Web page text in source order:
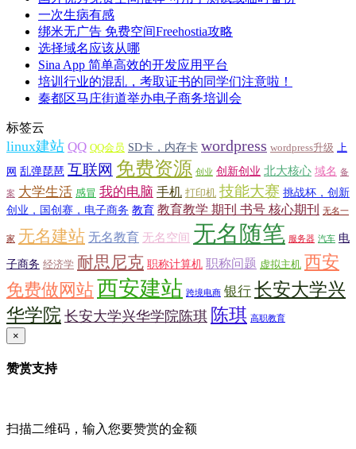
一次生病有感
绑米无广告 免费空间Freehostia攻略
选择域名应该从哪
Sina App 简单高效的开发应用平台
培训行业的混乱，考取证书的同学们注意啦！
秦都区马庄街道举办电子商务培训会
标签云
linux建站 QQ QQ会员 SD卡，内存卡 wordpress wordpress升级 上
网 乱弹琵琶 互联网 免费资源 创业 创新创业 北大核心 域名 备
案 大学生活 感冒 我的电脑 手机 打印机 技能大赛 挑战杯，创新
创业，国创赛，电子商务 教育 教育教学 期刊 书号 核心期刊 无名一
家 无名建站 无名教育 无名空间 无名随笔 服务器 汽车 电
子商务 经济学 耐思尼克 职称计算机 职称问题 虚拟主机 西安
免费做网站西安建站 跨境电商 银行 长安大学兴
华学院 长安大学兴华学院陈琪 陈琪 高职教育
×
赞赏支持
扫描二维码，输入您要赞赏的金额